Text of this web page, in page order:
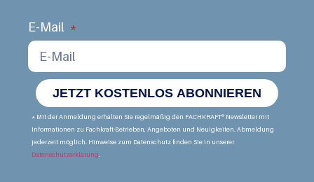
E-Mail
JETZT KOSTENLOS ABONNIEREN
* Mit der Anmeldung erhalten Sie regelmäßig den FACHKRAFT® Newsletter mit
Informationen zu Fachkraft-Betrieben, Angeboten und Neuigkeiten. Abmeldung
jederzeit möglich. Hinweise zum Datenschutz finden Sie in unserer
Datenschutzerklärung.